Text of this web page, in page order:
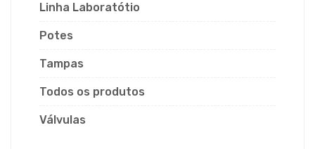
Linha Laboratótio
Potes
Tampas
Todos os produtos
Válvulas